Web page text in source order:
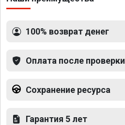
100% возврат денег
Оплата после проверки
Сохранение ресурса
Гарантия 5 лет